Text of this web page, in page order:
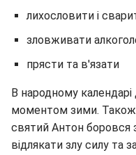
лихословити і
зловживати
прясти та в'язати
В народному
моментом зими. Також
святий Антон боровся
відлякати злу силу та